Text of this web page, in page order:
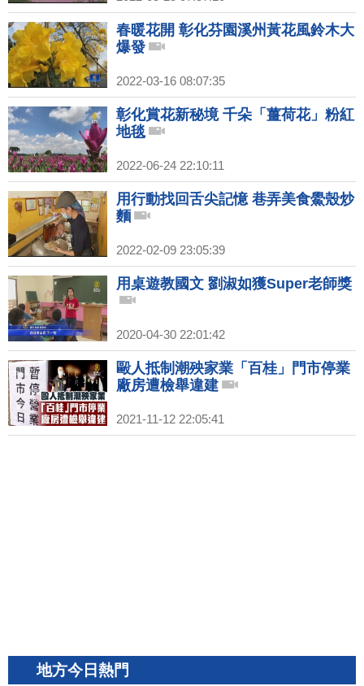
春暖花開 彰化芬園溪州黃花風鈴木大
爆發
2022-03-16 08:07:35
彰化賞花新秘境 千朵「薑荷花」粉紅
地毯
2022-06-24 22:10:11
用行動找回舌尖記憶 巷弄美食鱟殼炒
麵
2022-02-09 23:05:39
用桌遊教國文 劉淑如獲Super老師獎
2020-04-30 22:01:42
毆人抵制潮殃家業「百桂」門市停業
廠房遭檢舉違建
2021-11-12 22:05:41
地方今日熱門